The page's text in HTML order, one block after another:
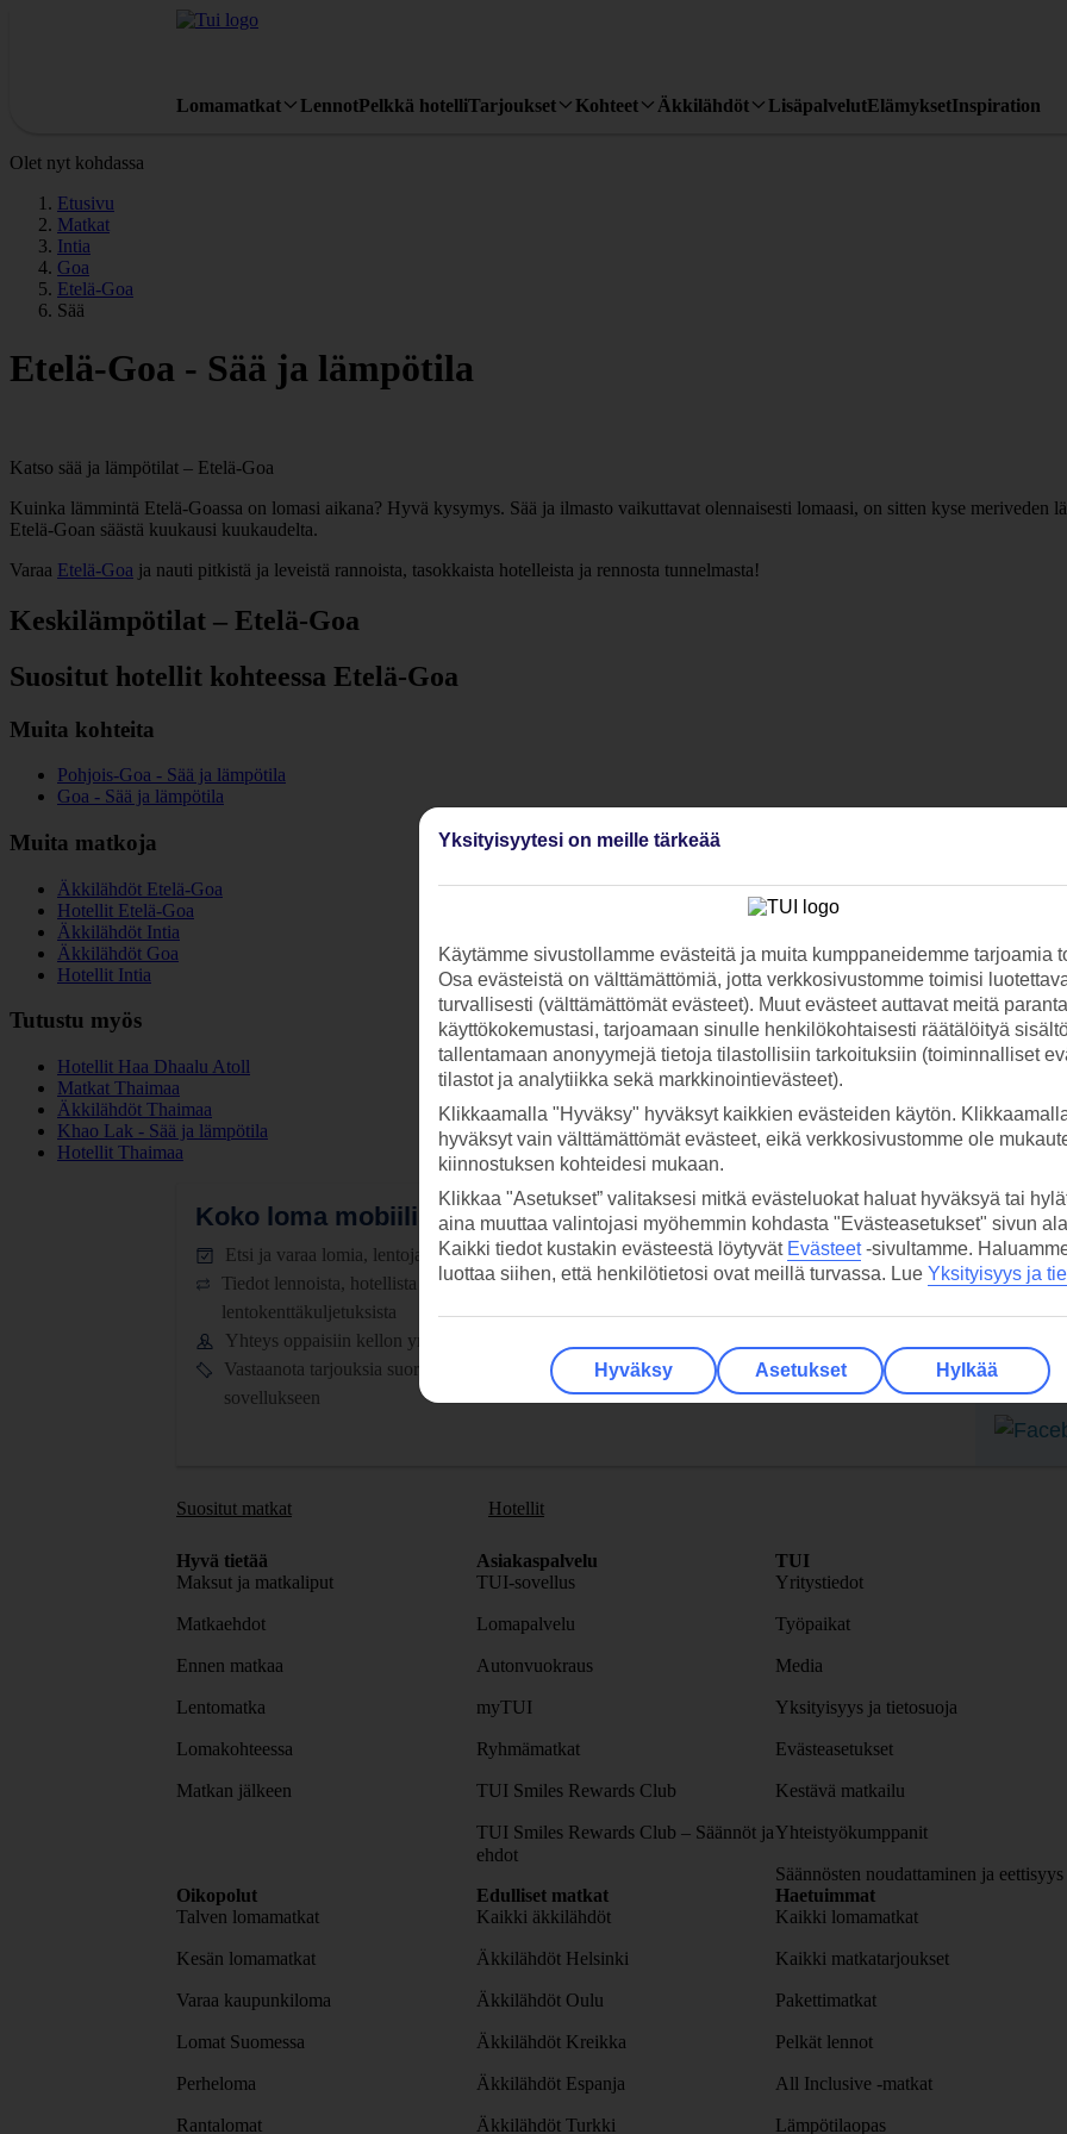
Lomamatkat LennotPelkkä hotelliTarjoukset Kohteet Äkkilähdöt LisäpalvelutElämyksetInspiration
Olet nyt kohdassa
Etusivu
Matkat
Intia
Goa
Etelä-Goa
Sää
Etelä-Goa - Sää ja lämpötila
Katso sää ja lämpötilat – Etelä-Goa
Kuinka lämmintä Etelä-Goassa on lomasi aikana? Hyvä kysymys. Sää ja ilmasto vaikuttavat olennaisesti lomaasi, on sitten kyse meriveden
Etelä-Goan säästä kuukausi kuukaudelta.
Varaa Etelä-Goa ja nauti pitkistä ja leveistä rannoista, tasokkaista hotelleista ja rennosta tunnelmasta!
Keskilämpötilat – Etelä-Goa
Suositut hotellit kohteessa Etelä-Goa
Muita kohteita
Pohjois-Goa - Sää ja lämpötila
Goa - Sää ja lämpötila
Muita matkoja
Äkkilähdöt Etelä-Goa
Hotellit Etelä-Goa
Äkkilähdöt Intia
Äkkilähdöt Goa
Hotellit Intia
Tutustu myös
Hotellit Haa Dhaalu Atoll
Matkat Thaimaa
Äkkilähdöt Thaimaa
Khao Lak - Sää ja lämpötila
Hotellit Thaimaa
Koko loma mobiilissa.Lataa TUI-sovellus nyt!
Etsi ja varaa lomia, lentoja ja hotelleja
Tiedot lennoista, hotellista ja
lentokenttäkuljetuksista
Yhteys oppaisiin kellon ympäri
Vastaanota tarjouksia suoraan
sovellukseen
Lataa sovellus kätevästi lukemalla
QR-koodi puhelimesi kameralla.
Suositut matkat Hotellit
Hyvä tietää
Maksut ja matkaliput
Matkaehdot
Ennen matkaa
Lentomatka
Lomakohteessa
Matkan jälkeen
Asiakaspalvelu
TUI-sovellus
Lomapalvelu
Autonvuokraus
myTUI
Ryhmämatkat
TUI Smiles Rewards Club
TUI Smiles Rewards Club – Säännöt ja
ehdot
TUI
Yritystiedot
Työpaikat
Media
Yksityisyys ja tietosuoja
Evästeasetukset
Kestävä matkailu
Yhteistyökumppanit
Säännösten noudattaminen ja eettisyys
Oikopolut
Talven lomamatkat
Kesän lomamatkat
Varaa kaupunkiloma
Lomat Suomessa
Perheloma
Rantalomat
Edulliset matkat
Kaikki äkkilähdöt
Äkkilähdöt Helsinki
Äkkilähdöt Oulu
Äkkilähdöt Kreikka
Äkkilähdöt Espanja
Äkkilähdöt Turkki
Haetuimmat
Kaikki lomamatkat
Kaikki matkatarjoukset
Pakettimatkat
Pelkät lennot
All Inclusive -matkat
Lämpötilaopas
Yksityisyytesi on meille tärkeää
Käytämme sivustollamme evästeitä ja muita kumppaneidemme tarjoamia
Osa evästeistä on välttämättömiä, jotta verkkosivustomme toimisi
turvallisesti (välttämättömät evästeet). Muut evästeet auttavat meitä
käyttökokemustasi, tarjoamaan sinulle henkilökohtaisesti räätälöityä
tallentamaan anonyymejä tietoja tilastollisiin tarkoituksiin (toiminnalliset
tilastot ja analytiikka sekä markkinointievästeet).
Klikkaamalla "Hyväksy" hyväksyt kaikkien evästeiden käytön.
hyväksyt vain välttämättömät evästeet, eikä verkkosivustomme ole
kiinnostuksen kohteidesi mukaan.
Klikkaa "Asetukset” valitaksesi mitkä evästeluokat haluat hyväksyä tai
aina muuttaa valintojasi myöhemmin kohdasta "Evästeasetukset" sivun
Kaikki tiedot kustakin evästeestä löytyvät Evästeet-sivultamme.
luottaa siihen, että henkilötietosi ovat meillä turvassa. Lue Yksityisyys ja
Hyväksy Asetukset Hylkää